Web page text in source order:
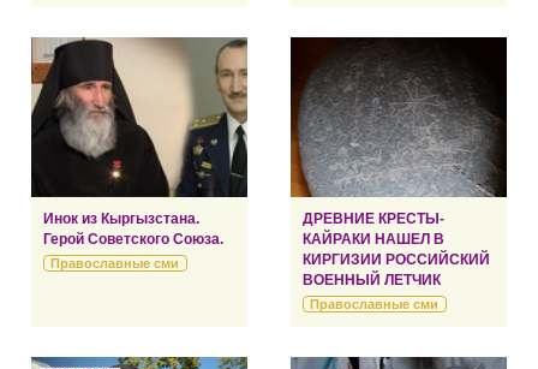
Инок из Кыргызстана.
Герой Советского Союза.
Православные сми
ДРЕВНИЕ КРЕСТЫ-
КАЙРАКИ НАШЕЛ В
КИРГИЗИИ РОССИЙСКИЙ
ВОЕННЫЙ ЛЕТЧИК
Православные сми